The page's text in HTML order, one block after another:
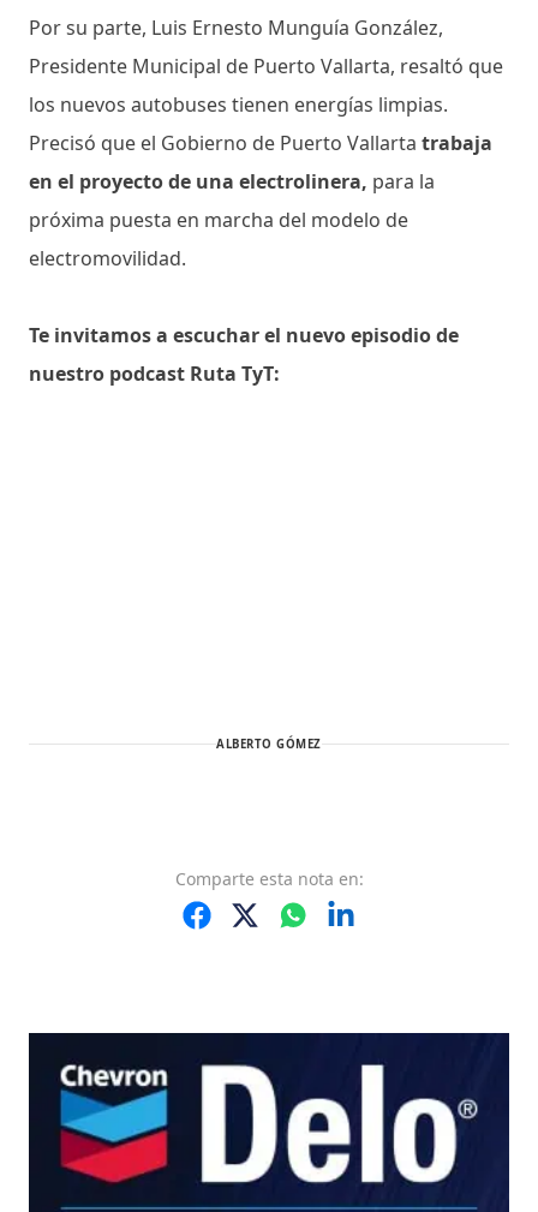
Por su parte, Luis Ernesto Munguía González,
Presidente Municipal de Puerto Vallarta, resaltó que
los nuevos autobuses tienen energías limpias.
Precisó que el Gobierno de Puerto Vallarta trabaja
en el proyecto de una electrolinera, para la
próxima puesta en marcha del modelo de
electromovilidad.
Te invitamos a escuchar el nuevo episodio de
nuestro podcast Ruta TyT:
ALBERTO GÓMEZ
Comparte esta nota en: